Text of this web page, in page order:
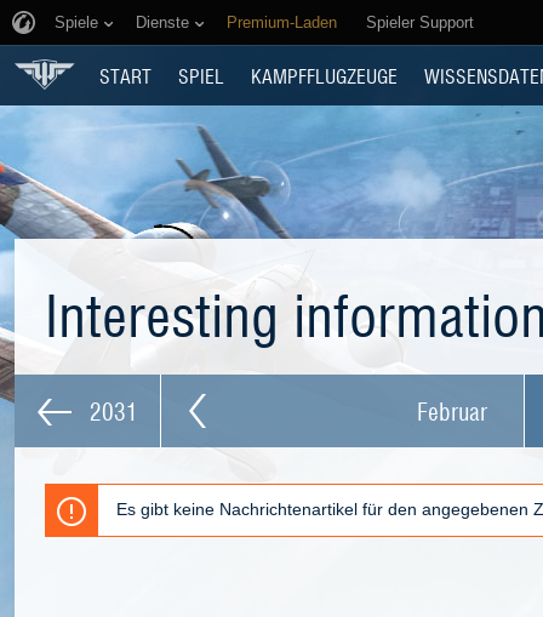
Spiele Dienste Premium-Laden Spieler Support
START SPIEL KAMPFFLUGZEUGE
Interesting
2031 Februar
Es gibt keine Nachrichtenartikel für den angegebenen